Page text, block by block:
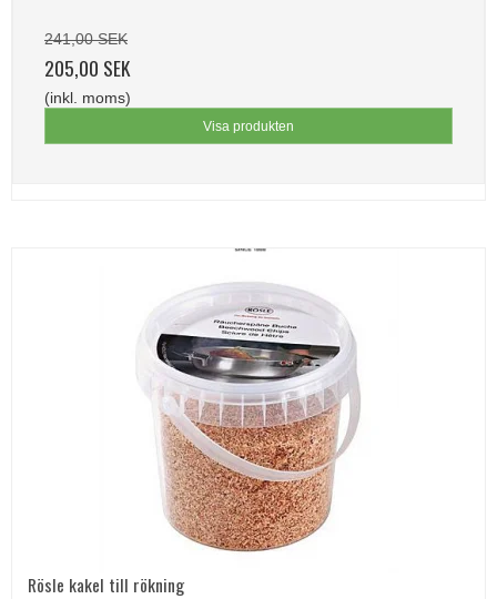
241,00 SEK
205,00 SEK
(inkl. moms)
Visa produkten
Rösle kakel till rökning